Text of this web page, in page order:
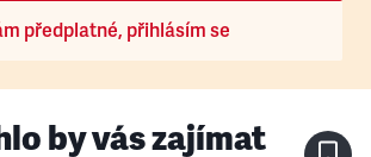
předplatné, přihlásím se
by vás zajímat